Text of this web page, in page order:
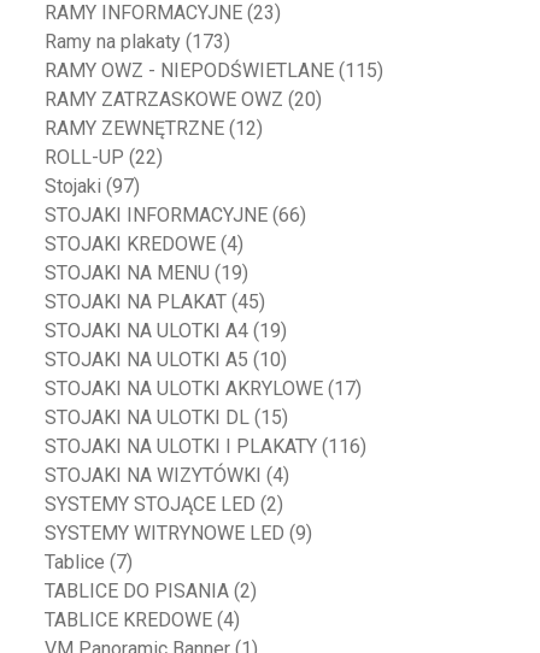
RAMY INFORMACYJNE (23)
Ramy na plakaty (173)
RAMY OWZ - NIEPODŚWIETLANE (115)
RAMY ZATRZASKOWE OWZ (20)
RAMY ZEWNĘTRZNE (12)
ROLL-UP (22)
Stojaki (97)
STOJAKI INFORMACYJNE (66)
STOJAKI KREDOWE (4)
STOJAKI NA MENU (19)
STOJAKI NA PLAKAT (45)
STOJAKI NA ULOTKI A4 (19)
STOJAKI NA ULOTKI A5 (10)
STOJAKI NA ULOTKI AKRYLOWE (17)
STOJAKI NA ULOTKI DL (15)
STOJAKI NA ULOTKI I PLAKATY (116)
STOJAKI NA WIZYTÓWKI (4)
SYSTEMY STOJĄCE LED (2)
SYSTEMY WITRYNOWE LED (9)
Tablice (7)
TABLICE DO PISANIA (2)
TABLICE KREDOWE (4)